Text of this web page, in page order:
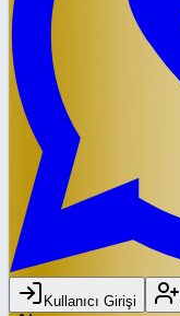
Kullanıcı Girişi